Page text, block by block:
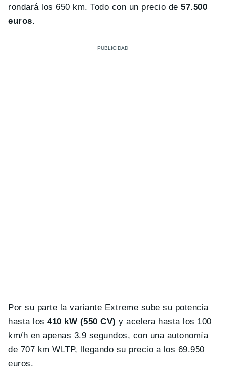
rondará los 650 km. Todo con un precio de57.500
euros.
Por su parte la variante Extreme sube su potencia
hasta los 410 kW (550 CV) y acelera hasta los 100
km/h en apenas 3.9 segundos, con una autonomía
de 707 km WLTP, llegando su precio a los 69.950
euros.